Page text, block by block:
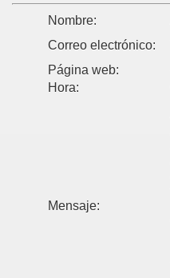
Nombre:
Correo electrónico:
Página web:
Hora:
Mensaje: